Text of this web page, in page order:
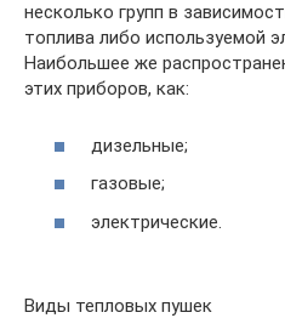
несколько групп в
топлива либо используемой
Наибольшее же
этих приборов, как:
дизельные;
газовые;
электрические.
Виды тепловых пушек